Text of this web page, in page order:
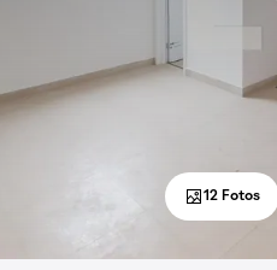
12 Fotos